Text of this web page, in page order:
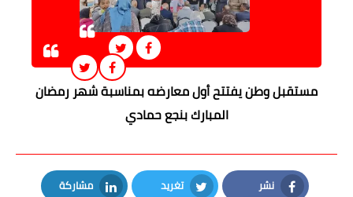
مستقبل وطن يفتتح أول معارضه بمناسبة شهر رمضان
المبارك بنجع حمادي
نشر تغريد مشاركة